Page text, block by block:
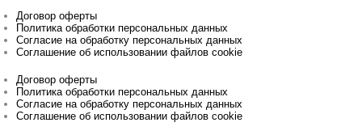
Договор оферты
Политика обработки персональных данных
Согласие на обработку персональных данных
Соглашение об использовании файлов cookie
Договор оферты
Политика обработки персональных данных
Согласие на обработку персональных данных
Соглашение об использовании файлов cookie